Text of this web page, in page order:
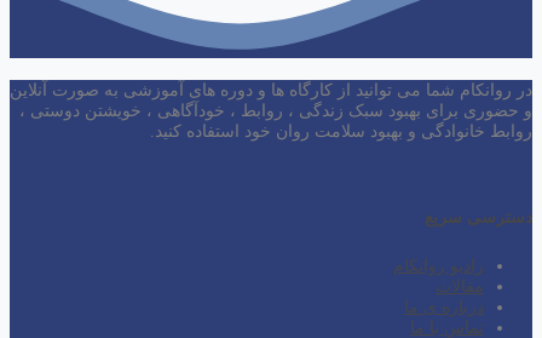
در روانکام شما می توانید از کارگاه ها و دوره های آموزشی به صورت آنلاین
و حضوری برای بهبود سبک زندگی ، روابط ، خودآگاهی ، خویشتن دوستی ،
روابط خانوادگی و بهبود سلامت روان خود استفاده کنید.
دسترسی سریع
رادیو روانکام
مقالات
درباره ی ما
تماس با ما